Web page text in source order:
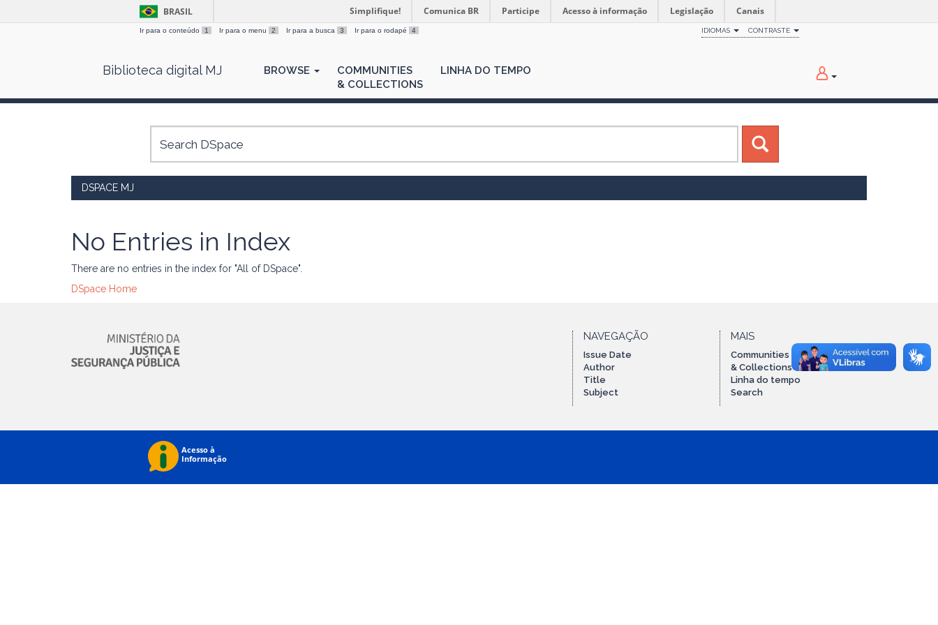
BRASIL Simplifique! Comunica BR Participe Acesso à informação Legislação Canais
Ir para o conteúdo 1 Ir para o menu 2 Ir para a busca 3 Ir para o rodapé 4 IDIOMAS CONTRASTE
Biblioteca digital MJ BROWSE
COMMUNITIES
& COLLECTIONS
LINHA DO TEMPO
DSPACE MJ
No Entries in Index
There are no entries in the index for "All of DSpace".
DSpace Home
NAVEGAÇÃO
Issue Date
Author
Title
Subject
MAIS
Communities
& Collections
Linha do tempo
Search